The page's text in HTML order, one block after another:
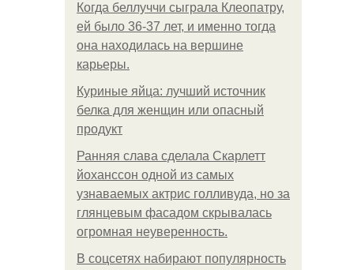
Когда беллуччи сыграла Клеопатру,
ей было 36-37 лет, и именно тогда
она находилась на вершине
карьеры.
Куриные яйца: лучший источник
белка для женщин или опасный
продукт
Ранняя слава сделала Скарлетт
йоханссон одной из самых
узнаваемых актрис голливуда, но за
глянцевым фасадом скрывалась
огромная неуверенность.
В соцсетях набирают популярность